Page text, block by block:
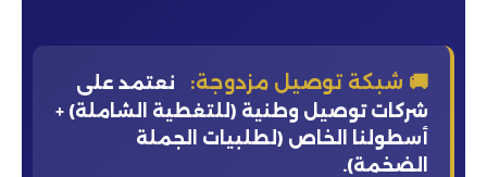
🚚 شبكة توصيل مزدوجة:
نعتمد على
شركات توصيل وطنية (للتغطية الشاملة) +
أسطولنا الخاص (لطلبيات الجملة
الضخمة).